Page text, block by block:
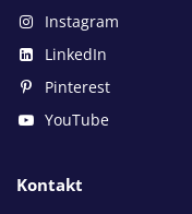
Instagram
LinkedIn
Pinterest
YouTube
Kontakt